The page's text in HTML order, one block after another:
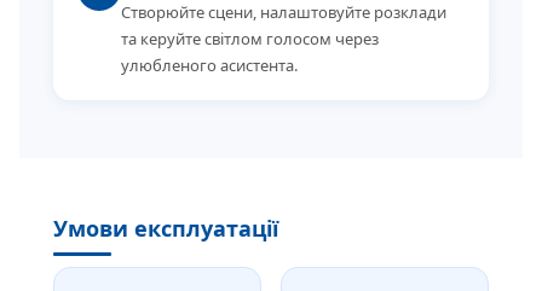
Створюйте сцени, налаштовуйте розклади
та керуйте світлом голосом через
улюбленого асистента.
Умови експлуатації